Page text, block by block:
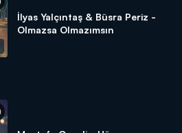
İlyas Yalçıntaş & Büsra Periz -
Olmazsa Olmazımsın